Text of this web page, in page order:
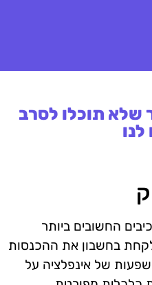
תוכלו לסרב
החשובים ביותר
בחשבון את ההכנסות
של אינפלציה על